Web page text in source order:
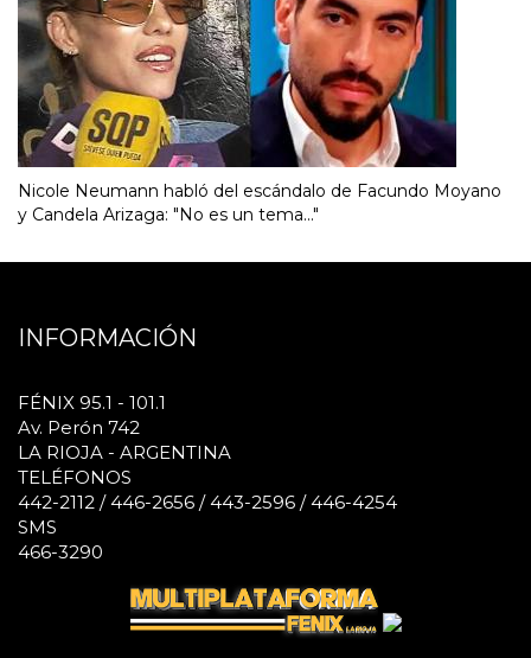
Nicole Neumann habló del escándalo de Facundo Moyano
y Candela Arizaga: "No es un tema..."
INFORMACIÓN
FÉNIX 95.1 - 101.1
Av. Perón 742
LA RIOJA - ARGENTINA
TELÉFONOS
442-2112 / 446-2656 / 443-2596 / 446-4254
SMS
466-3290